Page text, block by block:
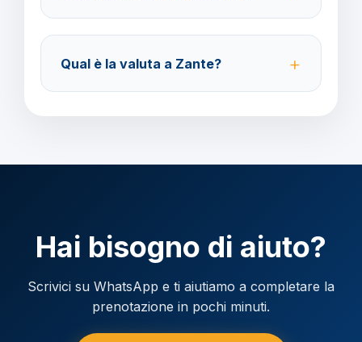
Acconto del 40% alla prenotazione, saldo 30 giorni
prima della partenza.
Qual è la valuta a Zante?
Hai bisogno di aiuto?
Scrivici su WhatsApp e ti aiutiamo a completare la
prenotazione in pochi minuti.